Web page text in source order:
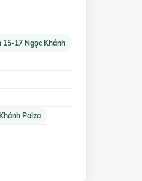
15-17 Ngọc Khánh
Palza